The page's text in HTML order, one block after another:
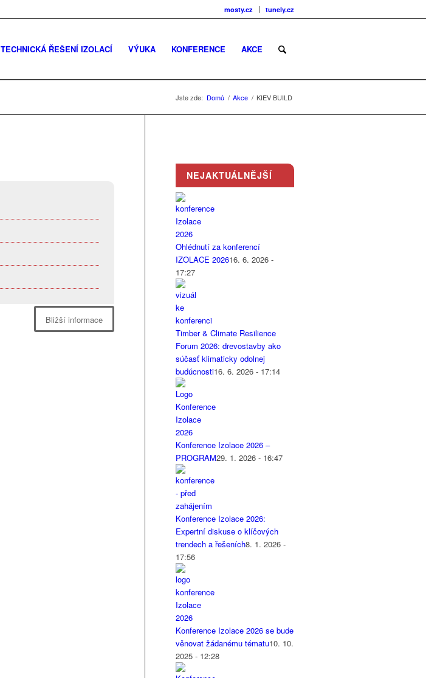
mosty.cz tunely.cz
TECHNICKÁ ŘEŠENÍ IZOLACÍ VÝUKA KONFERENCE AKCE
Jste zde: Domů / Akce / KIEV BUILD
Bližší informace
NEJAKTUÁLNĚJŠÍ
Ohlédnutí za konferencí
IZOLACE 202616. 6. 2026 -
17:27
Timber & Climate Resilience
Forum 2026: drevostavby ako
súčasť klimaticky odolnej
budúcnosti16. 6. 2026 - 17:14
Konference Izolace 2026 –
PROGRAM29. 1. 2026 - 16:47
Konference Izolace 2026:
Expertní diskuse o klíčových
trendech a řešeních8. 1. 2026 -
17:56
Konference Izolace 2026 se bude
věnovat žádanému tématu10. 10.
2025 - 12:28